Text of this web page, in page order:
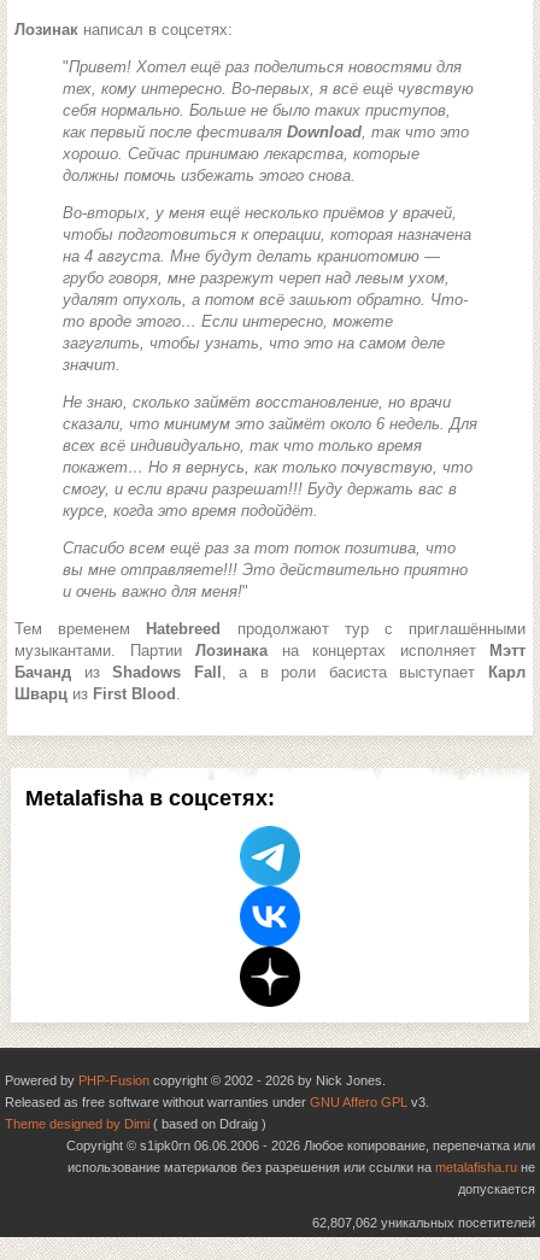
Metalafisha в соцсетях:
Лозинак написал в соцсетях:
"Привет! Хотел ещё раз поделиться новостями для
тех, кому интересно. Во-первых, я всё ещё чувствую
себя нормально. Больше не было таких приступов,
как первый после фестиваля Download, так что это
хорошо. Сейчас принимаю лекарства, которые
должны помочь избежать этого снова.
Во-вторых, у меня ещё несколько приёмов у врачей,
чтобы подготовиться к операции, которая назначена
на 4 августа. Мне будут делать краниотомию —
грубо говоря, мне разрежут череп над левым ухом,
удалят опухоль, а потом всё зашьют обратно. Что-
то вроде этого… Если интересно, можете
загуглить, чтобы узнать, что это на самом деле
значит.
Не знаю, сколько займёт восстановление, но врачи
сказали, что минимум это займёт около 6 недель. Для
всех всё индивидуально, так что только время
покажет… Но я вернусь, как только почувствую, что
смогу, и если врачи разрешат!!! Буду держать вас в
курсе, когда это время подойдёт.
Спасибо всем ещё раз за тот поток позитива, что
вы мне отправляете!!! Это действительно приятно
и очень важно для меня!"
Тем временем Hatebreed продолжают тур с приглашёнными
музыкантами. Партии Лозинака на концертах исполняет
Мэтт
Бачанд изShadows Fall , а в роли басиста выступает
Карл
Шварц из First Blood .
Powered by PHP-Fusion copyright © 2002 - 2026 by Nick Jones.
Released as free software without warranties under GNU Affero GPL v3.
Theme designed by Dimi ( based on Ddraig )
Copyright © s1ipk0rn 06.06.2006 - 2026 Любое копирование, перепечатка или
использование материалов без разрешения или ссылки на metalafisha.ru не
допускается
62,807,062 уникальных посетителей